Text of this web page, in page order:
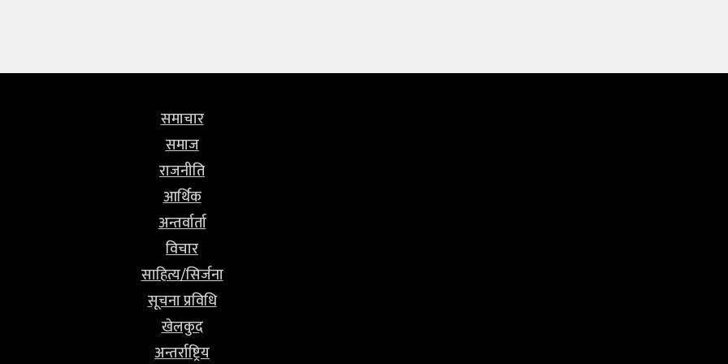
समाचार
समाज
राजनीति
आर्थिक
अन्तर्वार्ता
विचार
साहित्य/सिर्जना
सूचना प्रविधि
खेलकुद
अन्तर्राष्ट्रिय